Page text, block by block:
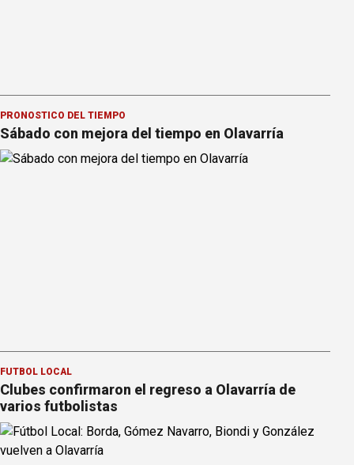
PRONOSTICO DEL TIEMPO
Sábado con mejora del tiempo en Olavarría
FÚTBOL LOCAL
Clubes confirmaron el regreso a Olavarría de
varios futbolistas